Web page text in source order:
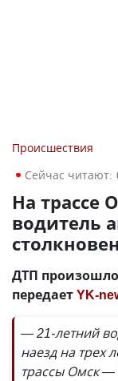
Происшествия
Сейчас читают:
На трассе
водитель
ДТП
передаетYK-
— 21-летний
наезд на трех
трассы Омск —